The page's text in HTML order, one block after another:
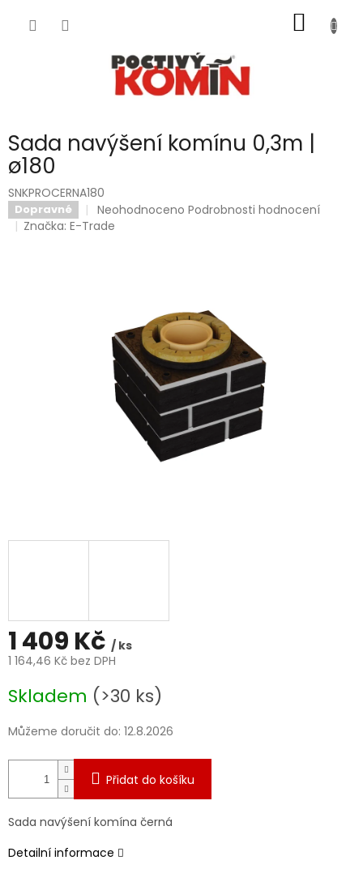
KOŠÍK
Sada navýšení komínu 0,3m |
ø180
SNKPROCERNA180
Dopravné
Průměrné
hodnocení
hvězdiček.
Neohodnoceno Podrobnosti hodnocení
Značka:E-Trade
1 409 Kč / ks
1 164,46 Kč bez DPH
cena:
Skladem (>30 ks)
Můžeme doručit do: 12.8.2026
Přidat do košíku
Sada navýšení komína černá
Detailní informace